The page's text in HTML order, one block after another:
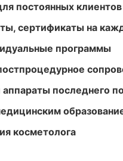
постоянных клиентов
сертификаты на
программы
последнего
косметолога